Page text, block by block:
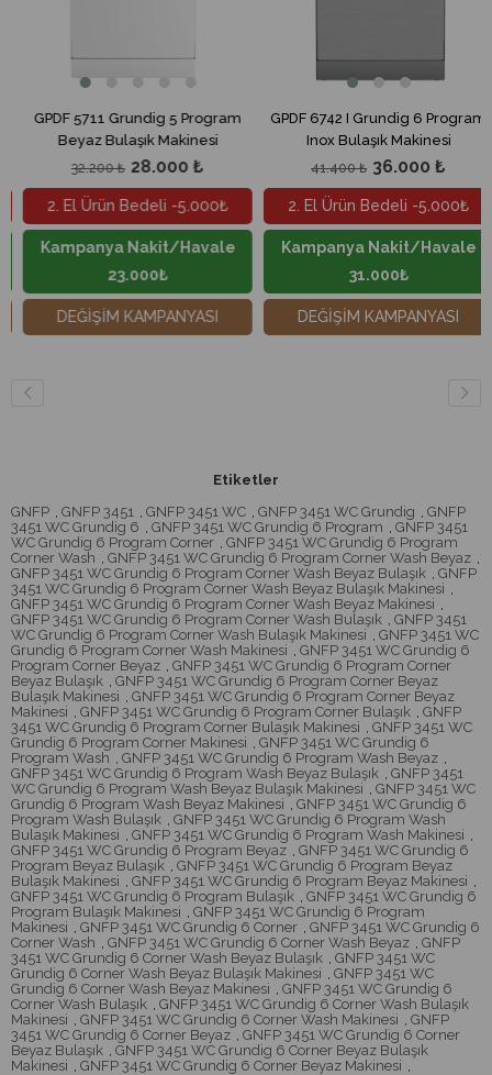
Grundig 5 Program
Bulaşık Makinesi
28.000 ₺
Bedeli -5.000₺
Nakit/Havale
KAMPANYASI
GPDF 6742 I Grundig 6 Program
Inox Bulaşık Makinesi
36.000 ₺
2. El Ürün Bedeli -5.000₺
Kampanya Nakit/Havale
DEĞİŞİM KAMPANYASI
GPDF
2. El
Etiketler
GNFP , GNFP 3451 , GNFP 3451 WC , GNFP 3451 WC Grundig , GNFP
3451 WC Grundig 6 , GNFP 3451 WC Grundig 6 Program , GNFP 3451
WC Grundig 6 Program Corner , GNFP 3451 WC Grundig 6 Program
Corner Wash , GNFP 3451 WC Grundig 6 Program Corner Wash Beyaz ,
GNFP 3451 WC Grundig 6 Program Corner Wash Beyaz Bulaşık , GNFP
3451 WC Grundig 6 Program Corner Wash Beyaz Bulaşık Makinesi ,
GNFP 3451 WC Grundig 6 Program Corner Wash Beyaz Makinesi ,
GNFP 3451 WC Grundig 6 Program Corner Wash Bulaşık , GNFP 3451
WC Grundig 6 Program Corner Wash Bulaşık Makinesi , GNFP 3451 WC
Grundig 6 Program Corner Wash Makinesi , GNFP 3451 WC Grundig 6
Program Corner Beyaz , GNFP 3451 WC Grundig 6 Program Corner
Beyaz Bulaşık , GNFP 3451 WC Grundig 6 Program Corner Beyaz
Bulaşık Makinesi , GNFP 3451 WC Grundig 6 Program Corner Beyaz
Makinesi , GNFP 3451 WC Grundig 6 Program Corner Bulaşık , GNFP
3451 WC Grundig 6 Program Corner Bulaşık Makinesi , GNFP 3451 WC
Grundig 6 Program Corner Makinesi , GNFP 3451 WC Grundig 6
Program Wash , GNFP 3451 WC Grundig 6 Program Wash Beyaz ,
GNFP 3451 WC Grundig 6 Program Wash Beyaz Bulaşık , GNFP 3451
WC Grundig 6 Program Wash Beyaz Bulaşık Makinesi , GNFP 3451 WC
Grundig 6 Program Wash Beyaz Makinesi , GNFP 3451 WC Grundig 6
Program Wash Bulaşık , GNFP 3451 WC Grundig 6 Program Wash
Bulaşık Makinesi , GNFP 3451 WC Grundig 6 Program Wash Makinesi ,
GNFP 3451 WC Grundig 6 Program Beyaz , GNFP 3451 WC Grundig 6
Program Beyaz Bulaşık , GNFP 3451 WC Grundig 6 Program Beyaz
Bulaşık Makinesi , GNFP 3451 WC Grundig 6 Program Beyaz Makinesi ,
GNFP 3451 WC Grundig 6 Program Bulaşık , GNFP 3451 WC Grundig 6
Program Bulaşık Makinesi , GNFP 3451 WC Grundig 6 Program
Makinesi , GNFP 3451 WC Grundig 6 Corner , GNFP 3451 WC Grundig 6
Corner Wash , GNFP 3451 WC Grundig 6 Corner Wash Beyaz , GNFP
3451 WC Grundig 6 Corner Wash Beyaz Bulaşık , GNFP 3451 WC
Grundig 6 Corner Wash Beyaz Bulaşık Makinesi , GNFP 3451 WC
Grundig 6 Corner Wash Beyaz Makinesi , GNFP 3451 WC Grundig 6
Corner Wash Bulaşık , GNFP 3451 WC Grundig 6 Corner Wash Bulaşık
Makinesi , GNFP 3451 WC Grundig 6 Corner Wash Makinesi , GNFP
3451 WC Grundig 6 Corner Beyaz , GNFP 3451 WC Grundig 6 Corner
Beyaz Bulaşık , GNFP 3451 WC Grundig 6 Corner Beyaz Bulaşık
Makinesi , GNFP 3451 WC Grundig 6 Corner Beyaz Makinesi ,